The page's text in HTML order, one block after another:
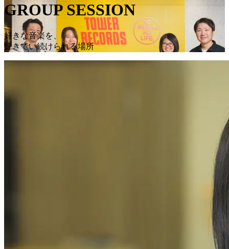
GROUP SESSION
好きな音楽を、
好きでい続けられる場所